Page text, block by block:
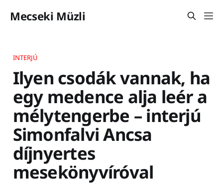
Mecseki Müzli
INTERJÚ
Ilyen csodák vannak, ha
egy medence alja leér a
mélytengerbe – interjú
Simonfalvi Ancsa
díjnyertes
mesekönyvíróval